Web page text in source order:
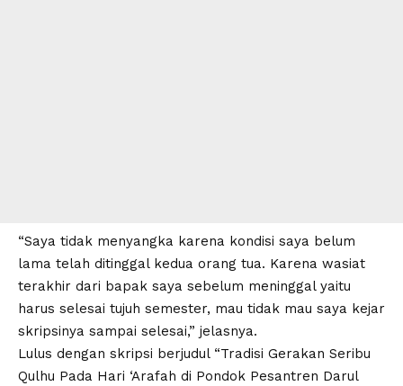
“Saya tidak menyangka karena kondisi saya belum
lama telah ditinggal kedua orang tua. Karena wasiat
terakhir dari bapak saya sebelum meninggal yaitu
harus selesai tujuh semester, mau tidak mau saya kejar
skripsinya sampai selesai,” jelasnya.
Lulus dengan skripsi berjudul “Tradisi Gerakan Seribu
Qulhu Pada Hari ‘Arafah di Pondok Pesantren Darul